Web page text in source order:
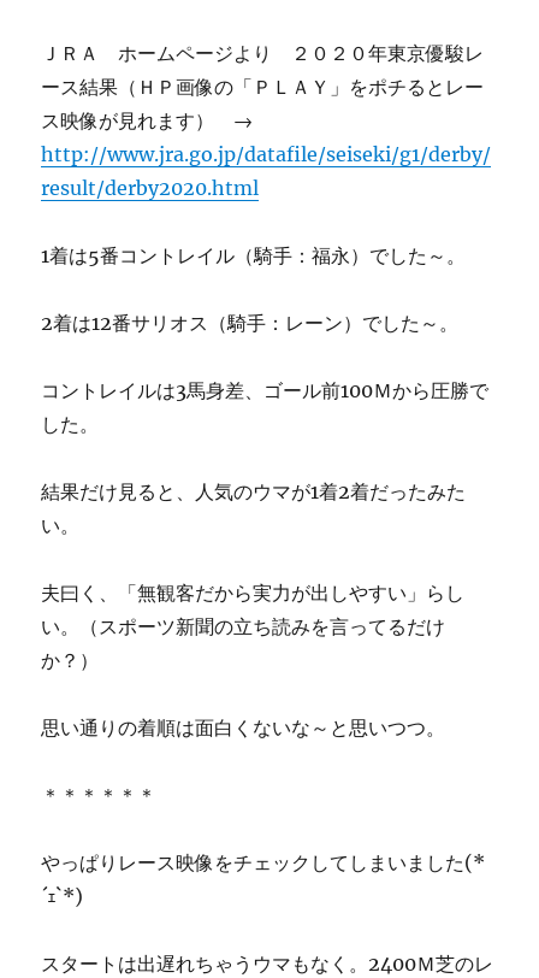
ＪＲＡ ホームページより ２０２０年東京優駿レ
ース結果（ＨＰ画像の「ＰＬＡＹ」をポチるとレー
ス映像が見れます） →
http://www.jra.go.jp/datafile/seiseki/g1/derby/
result/derby2020.html
1着は5番コントレイル（騎手：福永）でした～。
2着は12番サリオス（騎手：レーン）でした～。
コントレイルは3馬身差、ゴール前100Ｍから圧勝で
した。
結果だけ見ると、人気のウマが1着2着だったみた
い。
夫曰く、「無観客だから実力が出しやすい」らし
い。（スポーツ新聞の立ち読みを言ってるだけ
か？）
思い通りの着順は面白くないな～と思いつつ。
＊＊＊＊＊＊
やっぱりレース映像をチェックしてしまいました(*
´ｪ`*)
スタートは出遅れちゃうウマもなく。2400Ｍ芝のレ